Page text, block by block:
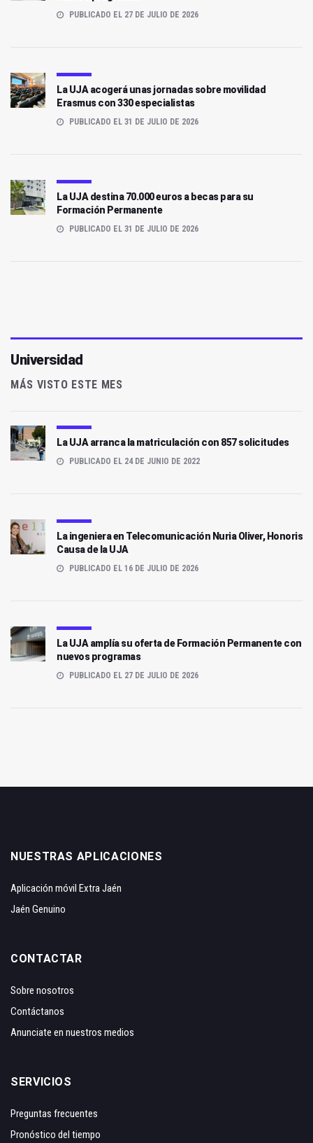
PUBLICADO EL 27 DE JULIO DE 2026
La UJA acogerá unas jornadas sobre movilidad
Erasmus con 330 especialistas
PUBLICADO EL 31 DE JULIO DE 2026
La UJA destina 70.000 euros a becas para su
Formación Permanente
PUBLICADO EL 31 DE JULIO DE 2026
Universidad
MÁS VISTO ESTE MES
La UJA arranca la matriculación con 857 solicitudes
PUBLICADO EL 24 DE JUNIO DE 2022
La ingeniera en Telecomunicación Nuria Oliver, Honoris
Causa de la UJA
PUBLICADO EL 16 DE JULIO DE 2026
La UJA amplía su oferta de Formación Permanente con
nuevos programas
PUBLICADO EL 27 DE JULIO DE 2026
NUESTRAS APLICACIONES
Aplicación móvil Extra Jaén
Jaén Genuino
CONTACTAR
Sobre nosotros
Contáctanos
Anunciate en nuestros medios
SERVICIOS
Preguntas frecuentes
Pronóstico del tiempo